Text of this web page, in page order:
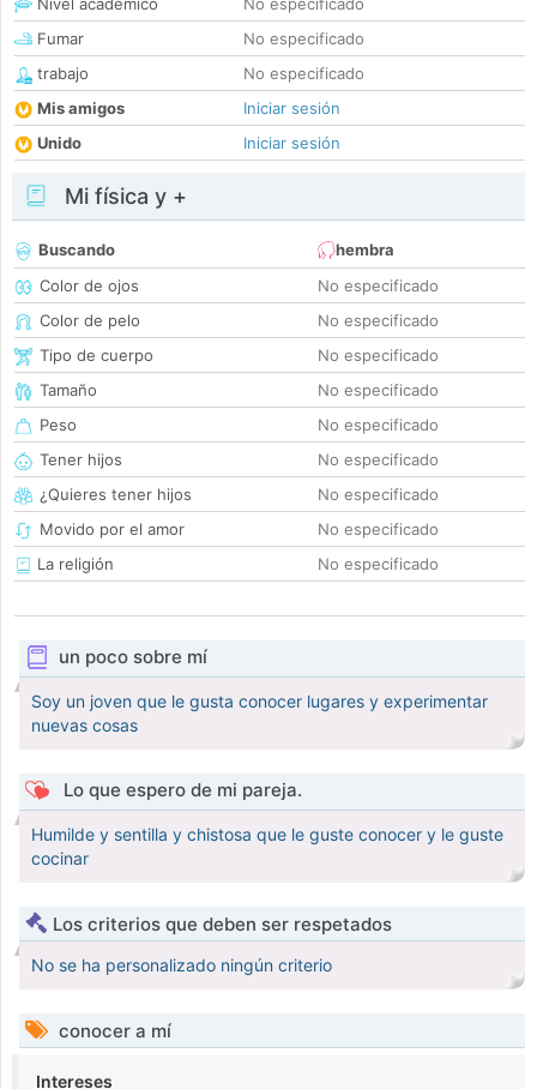
Fumar
No especificado
trabajo
No especificado
Mis amigos
Iniciar sesión
Unido
Iniciar sesión
Mi física y +
Buscando
hembra
Color de ojos
No especificado
Color de pelo
No especificado
Tipo de cuerpo
No especificado
Tamaño
No especificado
Peso
No especificado
Tener hijos
No especificado
¿Quieres tener hijos
No especificado
Movido por el amor
No especificado
La religión
No especificado
un poco sobre mí
Soy un joven que le gusta conocer lugares y experimentar
nuevas cosas
Lo que espero de mi pareja.
Humilde y sentilla y chistosa que le guste conocer y le guste
cocinar
Los criterios que deben ser respetados
No se ha personalizado ningún criterio
conocer a mí
Intereses